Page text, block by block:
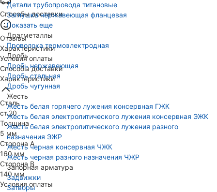
Детали трубопровода титановые
Заглушка нержавеющая фланцевая
Показать еще
Драгметаллы
Проволока термоэлектродная
Дробь
Дробь нержавеющая
Дробь стальная
Дробь чугунная
Жесть
Жесть белая горячего лужения консервная ГЖК
Жесть белая электролитического лужения консервная ЭЖК
Жесть белая электролитического лужения разного
назначения ЭЖР
Жесть черная консервная ЧЖК
Жесть черная разного назначения ЧЖР
Запорная арматура
Задвижки
Затворы
Способы доставки
Отзывы
Характеристики
Условия оплаты
Способы доставки
Характеристики
Сталь
ст.20
Толщина
5 мм
Сторона А
160 мм
Сторона В
140 мм
Условия оплаты